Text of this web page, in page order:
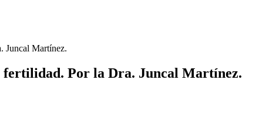
Juncal Martínez.
fertilidad. Por la Dra. Juncal Martínez.